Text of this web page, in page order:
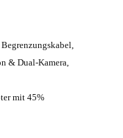
& Dual-Kamera,
mit 45%